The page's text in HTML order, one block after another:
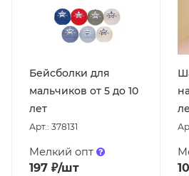
Бейсболки для
мальчиков от 5 до 10
лет
Арт.: 378131
Мелкий опт
197 ₽/шт